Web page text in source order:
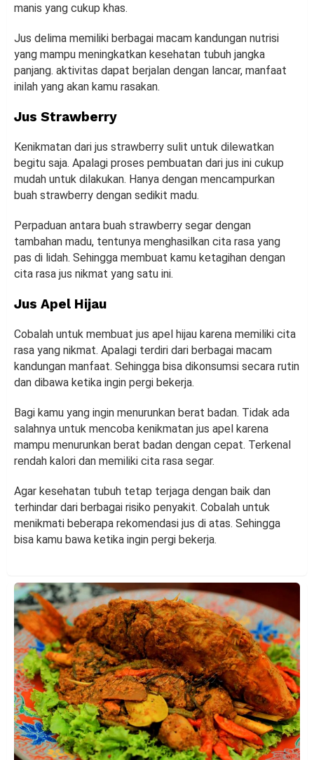
manis yang cukup khas.
Jus delima memiliki berbagai macam kandungan nutrisi
yang mampu meningkatkan kesehatan tubuh jangka
panjang. aktivitas dapat berjalan dengan lancar, manfaat
inilah yang akan kamu rasakan.
Jus Strawberry
Kenikmatan dari jus strawberry sulit untuk dilewatkan
begitu saja. Apalagi proses pembuatan dari jus ini cukup
mudah untuk dilakukan. Hanya dengan mencampurkan
buah strawberry dengan sedikit madu.
Perpaduan antara buah strawberry segar dengan
tambahan madu, tentunya menghasilkan cita rasa yang
pas di lidah. Sehingga membuat kamu ketagihan dengan
cita rasa jus nikmat yang satu ini.
Jus Apel Hijau
Cobalah untuk membuat jus apel hijau karena memiliki cita
rasa yang nikmat. Apalagi terdiri dari berbagai macam
kandungan manfaat. Sehingga bisa dikonsumsi secara rutin
dan dibawa ketika ingin pergi bekerja.
Bagi kamu yang ingin menurunkan berat badan. Tidak ada
salahnya untuk mencoba kenikmatan jus apel karena
mampu menurunkan berat badan dengan cepat. Terkenal
rendah kalori dan memiliki cita rasa segar.
Agar kesehatan tubuh tetap terjaga dengan baik dan
terhindar dari berbagai risiko penyakit. Cobalah untuk
menikmati beberapa rekomendasi jus di atas. Sehingga
bisa kamu bawa ketika ingin pergi bekerja.